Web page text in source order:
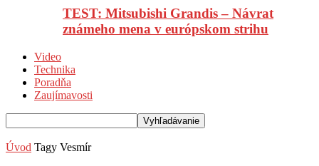
TEST: Mitsubishi Grandis – Návrat
známeho mena v európskom strihu
Video
Technika
Poradňa
Zaujímavosti
Úvod Tagy Vesmír